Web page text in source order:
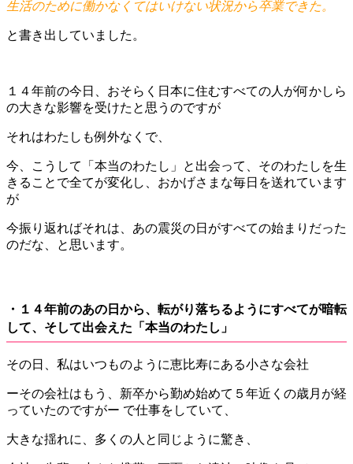
生活のために働かなくてはいけない状況から卒業できた。
と書き出していました。
１４年前の今日、おそらく日本に住むすべての人が何かしら
の大きな影響を受けたと思うのですが
それはわたしも例外なくで、
今、こうして「本当のわたし」と出会って、そのわたしを生
きることで全てが変化し、おかげさまな毎日を送れています
が
今振り返ればそれは、あの震災の日がすべての始まりだった
のだな、と思います。
・１４年前のあの日から、転がり落ちるようにすべてが暗転
して、そして出会えた「本当のわたし」
その日、私はいつものように恵比寿にある小さな会社
ーその会社はもう、新卒から勤め始めて５年近くの歳月が経
っていたのですがー で仕事をしていて、
大きな揺れに、多くの人と同じように驚き、